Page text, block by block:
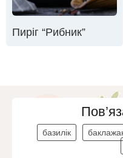
Пиріг “Рибник”
базилік